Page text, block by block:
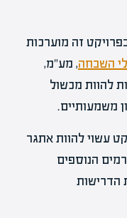
זה מוערכות
השבחה, מע"מ,
להוות מכשול
משמעותיים.
עשוי להוות אתגר
הנוספים
הדרישות